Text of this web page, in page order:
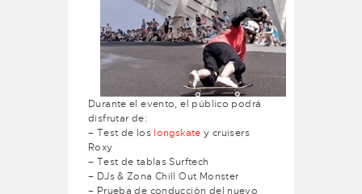
Durante el evento, el público podrá
disfrutar de:
– Test de loslongskate y cruisers
Roxy
– Test de tablas Surftech
– DJs & Zona Chill Out Monster
– Prueba de conducción del nuevo